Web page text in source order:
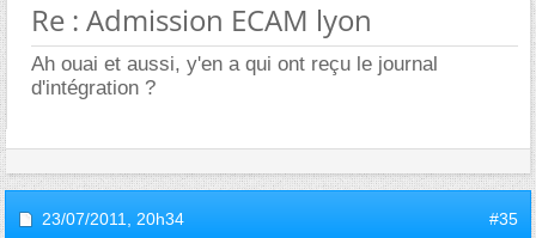
Re : Admission ECAM lyon
Ah ouai et aussi, y'en a qui ont reçu le journal
d'intégration ?
23/07/2011, 20h34 #35